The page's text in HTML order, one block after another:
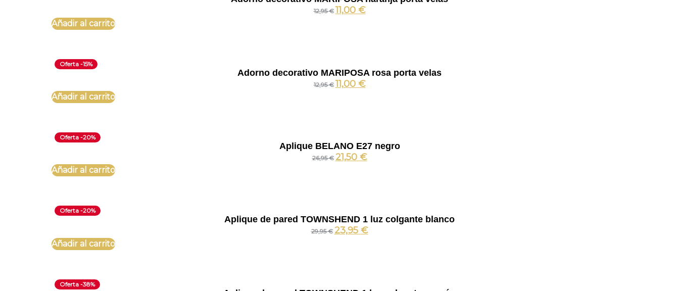
12,95€ 11,00 €
Añadir al carrito
Oferta -15%
Adorno decorativo MARIPOSA rosa porta velas
12,95€ 11,00 €
Añadir al carrito
Oferta -20%
Aplique BELANO E27 negro
26,95€ 21,50 €
Añadir al carrito
Oferta -20%
Aplique de pared TOWNSHEND 1 luz colgante blanco
29,95€ 23,95 €
Añadir al carrito
Oferta -38%